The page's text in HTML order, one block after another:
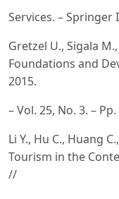
Services. –
Gretzel U., Sigala
Foundations and
2015.
– Vol. 25, No. 3. –
Li Y., Hu C., Huang
Tourism in the
//